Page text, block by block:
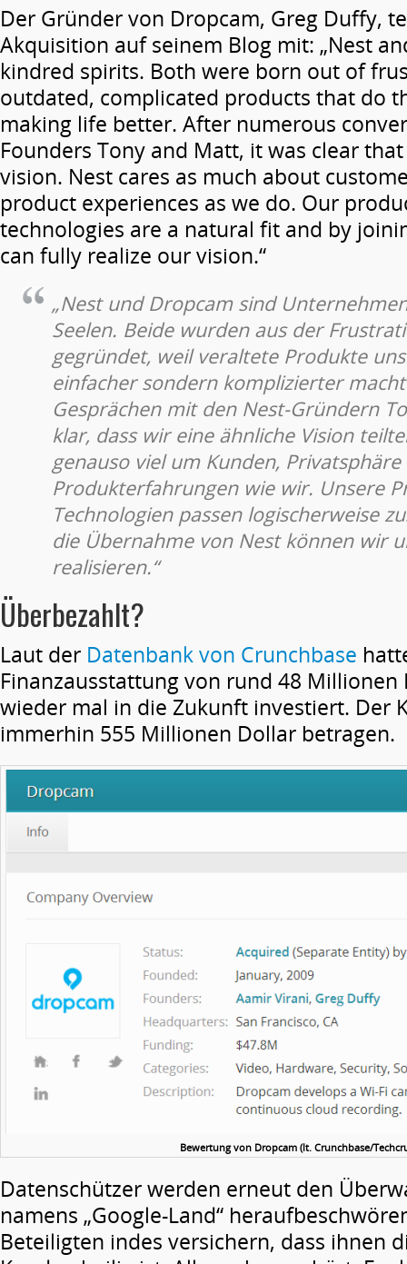
Der Gründer von Dropcam, Greg Duffy,
Akquisition auf seinem Blog mit: „Nest
kindred spirits. Both were born out of
outdated, complicated products that do
making life better. After numerous
Founders Tony and Matt, it was clear
vision. Nest cares as much about
product experiences as we do. Our
technologies are a natural fit and by
can fully realize our vision.“
„Nest und Dropcam sind
Seelen. Beide wurden aus der
gegründet, weil veraltete Produkte
einfacher sondern komplizierter
Gesprächen mit den Nest-Gründern
klar, dass wir eine ähnliche Vision
genauso viel um Kunden,
Produkterfahrungen wie wir. Unsere
Technologien passen logischerweise
die Übernahme von Nest können wir
realisieren.“
Überbezahlt?
Laut der Datenbank von Crunchbase
Finanzausstattung von rund 48 Millionen
wieder mal in die Zukunft investiert. Der
immerhin 555 Millionen Dollar betragen.
Bewertung von Dropcam (lt. Crunchbase/
Datenschützer werden erneut den
namens „Google-Land“
Beteiligten indes versichern, dass ihnen